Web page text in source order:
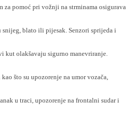
za pomoć pri vožnji na strminama osigurava
snijeg, blato ili pijesak. Senzori sprijeda i
kut olakšavaju sigurno manevriranje.
što su upozorenje na umor vozača,
u traci, upozorenje na frontalni sudar i